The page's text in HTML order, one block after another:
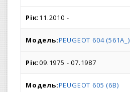
11.2010 -
PEUGEOT 604 (561A_)
09.1975 - 07.1987
PEUGEOT 605 (6B)